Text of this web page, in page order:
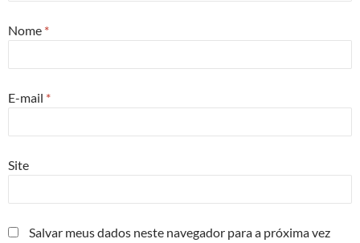
Nome *
E-mail *
Site
Salvar meus dados neste navegador para a próxima vez